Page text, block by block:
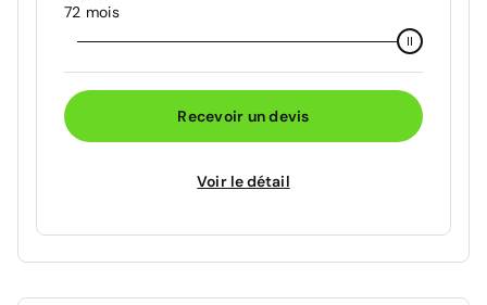
72 mois
Recevoir un devis
Voir le détail